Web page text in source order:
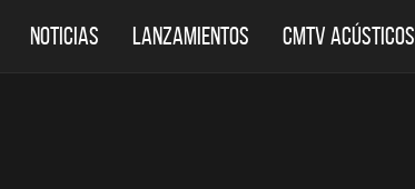
NOTICIAS LANZAMIENTOS CMTV ACÚSTICOS